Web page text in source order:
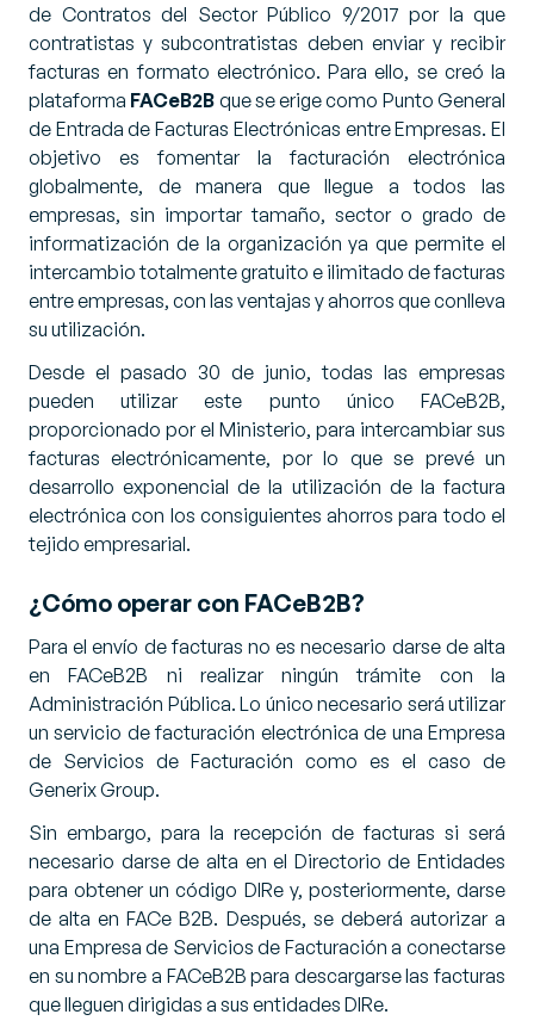
de Contratos del Sector Público 9/2017 por la que
contratistas y subcontratistas deben enviar y recibir
facturas en formato electrónico. Para ello, se creó la
plataforma FACeB2B que se erige como Punto General
de Entrada de Facturas Electrónicas entre Empresas. El
objetivo es fomentar la facturación electrónica
globalmente, de manera que llegue a todos las
empresas, sin importar tamaño, sector o grado de
informatización de la organización ya que permite el
intercambio totalmente gratuito e ilimitado de facturas
entre empresas, con las ventajas y ahorros que conlleva
su utilización.
Desde el pasado 30 de junio, todas las empresas
pueden utilizar este punto único FACeB2B,
proporcionado por el Ministerio, para intercambiar sus
facturas electrónicamente, por lo que se prevé un
desarrollo exponencial de la utilización de la factura
electrónica con los consiguientes ahorros para todo el
tejido empresarial.
¿Cómo operar con FACeB2B?
Para el envío de facturas no es necesario darse de alta
en FACeB2B ni realizar ningún trámite con la
Administración Pública. Lo único necesario será utilizar
un servicio de facturación electrónica de una Empresa
de Servicios de Facturación como es el caso de
Generix Group.
Sin embargo, para la recepción de facturas si será
necesario darse de alta en el Directorio de Entidades
para obtener un código DIRe y, posteriormente, darse
de alta en FACe B2B. Después, se deberá autorizar a
una Empresa de Servicios de Facturación a conectarse
en su nombre a FACeB2B para descargarse las facturas
que lleguen dirigidas a sus entidades DIRe.